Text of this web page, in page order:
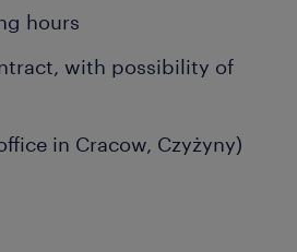
hours
with possibility of
in Cracow, Czyżyny)